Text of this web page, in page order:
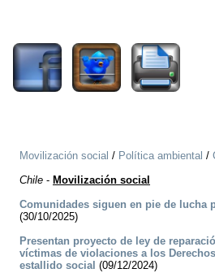
Movilización social / Política ambiental /
Chile - Movilización social
Comunidades siguen en pie de lucha
(30/10/2025)
Presentan proyecto de ley de
víctimas de violaciones a los
estallido social (09/12/2024)